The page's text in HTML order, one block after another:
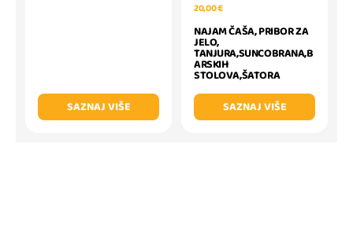
SAZNAJ VIŠE
20,00 €
NAJAM ČAŠA, PRIBOR ZA
JELO,
TANJURA,SUNCOBRANA,B
ARSKIH
STOLOVA,ŠATORA
SAZNAJ VIŠE